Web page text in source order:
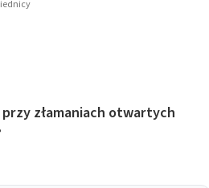
złamaniach otwartych